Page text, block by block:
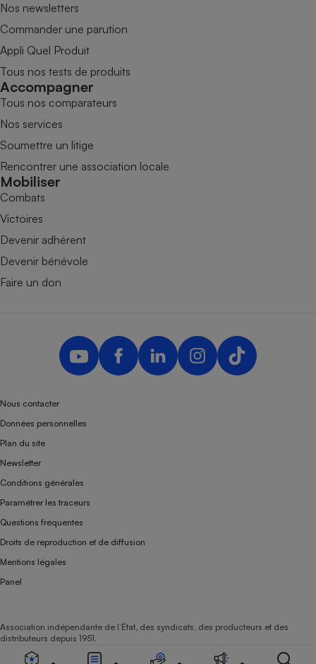
Nos newsletters
Commander une parution
Appli Quel Produit
Tous nos tests de produits
Accompagner
Tous nos comparateurs
Nos services
Soumettre un litige
Rencontrer une association locale
Mobiliser
Combats
Victoires
Devenir adhérent
Devenir bénévole
Faire un don
Nous contacter
Données personnelles
Plan du site
Newsletter
Conditions générales
Paramétrer les traceurs
Questions fréquentes
Droits de reproduction et de diffusion
Mentions légales
Panel
Association indépendante de l’État, des syndicats, des producteurs et des
distributeurs depuis 1951.